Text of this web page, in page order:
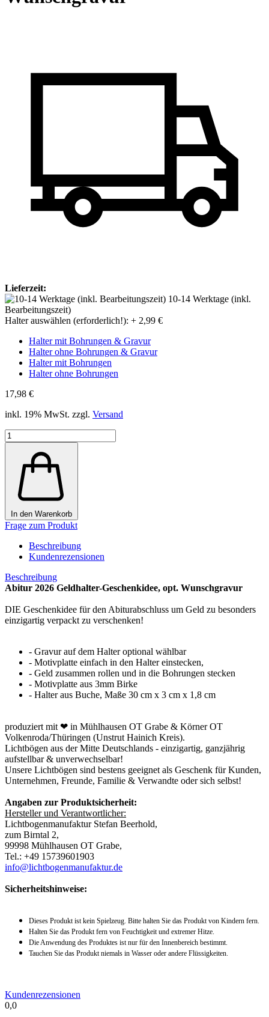
Lieferzeit:
10-14 Werktage (inkl.
Bearbeitungszeit)
Halter auswählen (erforderlich!): + 2,99 €
Halter mit Bohrungen & Gravur
Halter ohne Bohrungen & Gravur
Halter mit Bohrungen
Halter ohne Bohrungen
17,98 €
inkl. 19% MwSt. zzgl. Versand
In den Warenkorb
Frage zum Produkt
Beschreibung
Kundenrezensionen
Beschreibung
Abitur 2026 Geldhalter-Geschenkidee, opt. Wunschgravur
DIE Geschenkidee für den Abiturabschluss um Geld zu besonders
einzigartig verpackt zu verschenken!
- Gravur auf dem Halter optional wählbar
- Motivplatte einfach in den Halter einstecken,
- Geld zusammen rollen und in die Bohrungen stecken
- Motivplatte aus 3mm Birke
- Halter aus Buche, Maße 30 cm x 3 cm x 1,8 cm
produziert mit ❤ in Mühlhausen OT Grabe & Körner OT
Volkenroda/Thüringen (Unstrut Hainich Kreis).
Lichtbögen aus der Mitte Deutschlands - einzigartig, ganzjährig
aufstellbar & unverwechselbar!
Unsere Lichtbögen sind bestens geeignet als Geschenk für Kunden,
Unternehmen, Freunde, Familie & Verwandte oder sich selbst!
Angaben zur Produktsicherheit:
Hersteller und Verantwortlicher:
Lichtbogenmanufaktur Stefan Beerhold,
zum Birntal 2,
99998 Mühlhausen OT Grabe,
Tel.: +49 15739601903
info@lichtbogenmanufaktur.de
Sicherheitshinweise:
Dieses Produkt ist kein Spielzeug. Bitte halten Sie das Produkt von Kindern fern.
Halten Sie das Produkt fern von Feuchtigkeit und extremer Hitze.
Die Anwendung des Produktes ist nur für den Innenbereich bestimmt.
Tauchen Sie das Produkt niemals in Wasser oder andere Flüssigkeiten.
Kundenrezensionen
0,0